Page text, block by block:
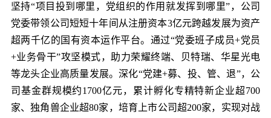
坚持“项目投到哪里，党组织的作用就发挥到哪里”，公司
党委带领公司短短十年间从注册资本3亿元跨越发展为资产
超两千亿的国有资本运作平台。通过“党委班子成员+党员
+业务骨干”攻坚模式，助力荣耀终端、贝特瑞、华星光电
等龙头企业高质量发展。深化“党建+募、投、管、退”，公
司基金群规模约1700亿元，累计孵化专精特新企业超700
家、独角兽企业超80家，培育上市公司超200家，实现对战